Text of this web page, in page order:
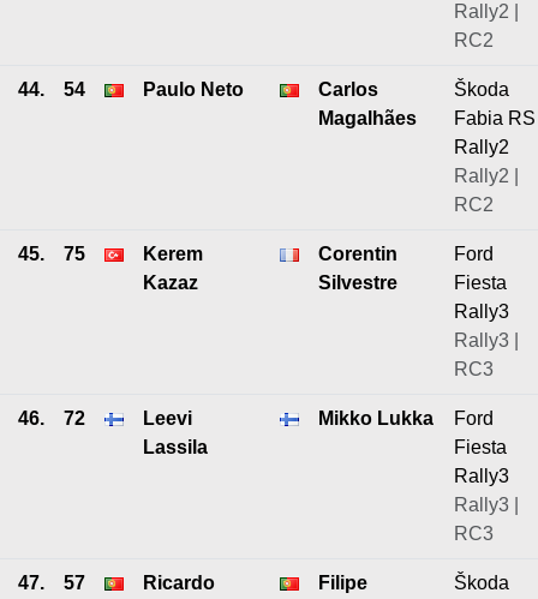
Rally2 |
RC2
44. 54 Paulo Neto
Carlos
Magalhães
Škoda
Fabia RS
Rally2
Rally2 |
RC2
45. 75
Kerem
Kazaz
Corentin
Silvestre
Ford
Fiesta
Rally3
Rally3 |
RC3
46. 72
Leevi
Lassila
Mikko Lukka
Ford
Fiesta
Rally3
Rally3 |
RC3
47. 57
Ricardo
Filipe
Škoda